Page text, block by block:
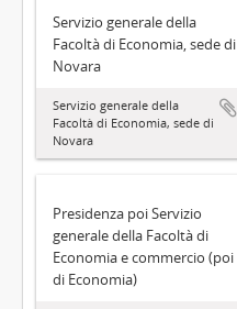
Servizio generale della
Facoltà di Economia, sede di
Novara
Servizio generale della
Facoltà di Economia, sede di
Novara
Presidenza poi Servizio
generale della Facoltà di
Economia e commercio (poi
di Economia)